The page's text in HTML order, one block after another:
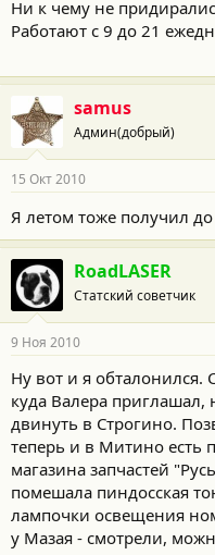
Ни к чему не
Работают с 9 до 21
samus
Админ(добрый)
15 Окт 2010
Я летом тоже получил до
RoadLASER
Статский советчик
9 Ноя 2010
Ну вот и я обталонился.
куда Валера
двинуть в Строгино.
теперь и в Митино есть
магазина запчастей
помешала пиндосская
лампочки освещения
у Мазая - смотрели,